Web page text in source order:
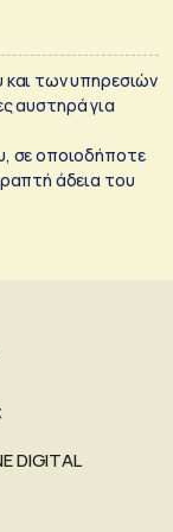
και των υπηρεσιών
αυστηρά για
σε οποιοδήποτε
άδεια του
DIGITAL